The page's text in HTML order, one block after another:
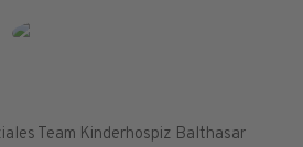
Team Kinderhospiz Balthasar